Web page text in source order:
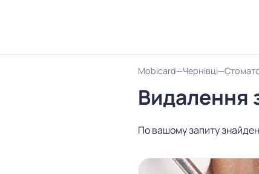
Mobicard Чернівці
Видалення
По вашому запиту